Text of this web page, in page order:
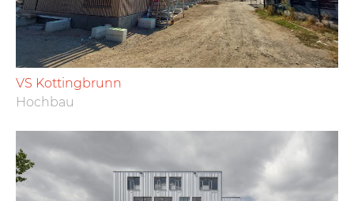
VS Kottingbrunn
Hochbau